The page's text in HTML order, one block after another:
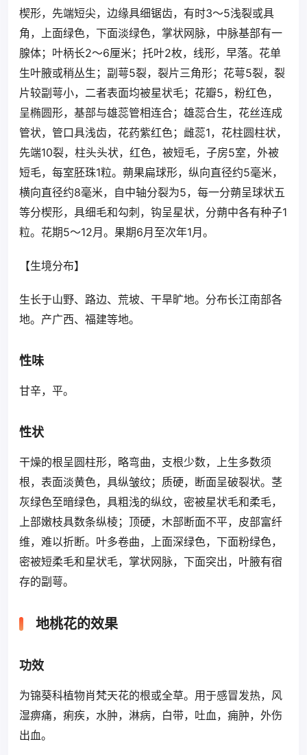
楔形，先端短尖，边缘具细锯齿，有时3～5浅裂或具
角，上面绿色，下面淡绿色，掌状网脉，中脉基部有一
腺体；叶柄长2～6厘米；托叶2枚，线形，早落。花单
生叶腋或稍丛生；副萼5裂，裂片三角形；花萼5裂，裂
片较副萼小，二者表面均被星状毛；花瓣5，粉红色，
呈椭圆形，基部与雄蕊管相连合；雄蕊合生，花丝连成
管状，管口具浅齿，花药紫红色；雌蕊1，花柱圆柱状，
先端10裂，柱头头状，红色，被短毛，子房5室，外被
短毛，每室胚珠1粒。蒴果扁球形，纵向直径约5毫米，
横向直径约8毫米，自中轴分裂为5，每一分蒴呈球状五
等分楔形，具细毛和勾刺，钩呈星状，分蒴中各有种子1
粒。花期5～12月。果期6月至次年1月。
【生境分布】
生长于山野、路边、荒坡、干旱旷地。分布长江南部各
地。产广西、福建等地。
性味
甘辛，平。
性状
干燥的根呈圆柱形，略弯曲，支根少数，上生多数须
根，表面淡黄色，具纵皱纹；质硬，断面呈破裂状。茎
灰绿色至暗绿色，具粗浅的纵纹，密被星状毛和柔毛，
上部嫩枝具数条纵棱；顶硬，木部断面不平，皮部富纤
维，难以折断。叶多卷曲，上面深绿色，下面粉绿色，
密被短柔毛和星状毛，掌状网脉，下面突出，叶腋有宿
存的副萼。
地桃花的效果
功效
为锦葵科植物肖梵天花的根或全草。用于感冒发热，风
湿痹痛，痢疾，水肿，淋病，白带，吐血，痈肿，外伤
出血。